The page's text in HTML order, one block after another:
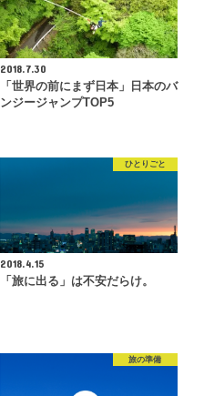
2018.7.30
「世界の前にまず日本」日本のバ
ンジージャンプTOP5
ひとりごと
2018.4.15
「旅に出る」は不安だらけ。
旅の準備